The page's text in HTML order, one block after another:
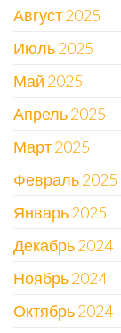
Август 2025
Июль 2025
Май 2025
Апрель 2025
Март 2025
Февраль 2025
Январь 2025
Декабрь 2024
Ноябрь 2024
Октябрь 2024